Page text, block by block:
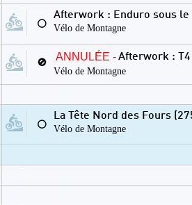
⚪
Afterwork : Enduro sous
Vélo de Montagne
🚫 ANNULÉE -Afterwork :
Vélo de Montagne
⚪
La Tête Nord des Fours
Vélo de Montagne